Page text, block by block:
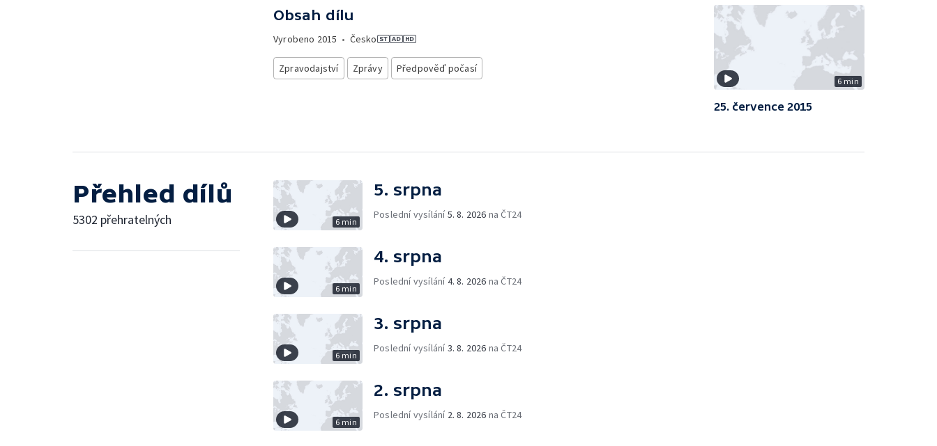
Obsah dílu
Vyrobeno 2015 • Česko
Zpravodajství Zprávy Předpověď počasí
6 min
25. července 2015
Přehled dílů
5302 přehratelných 6 min
5. srpna
Poslední vysílání5. 8. 2026 na ČT24
6 min
4. srpna
Poslední vysílání4. 8. 2026 na ČT24
6 min
3. srpna
Poslední vysílání3. 8. 2026 na ČT24
6 min
2. srpna
Poslední vysílání 2. 8. 2026 na ČT24